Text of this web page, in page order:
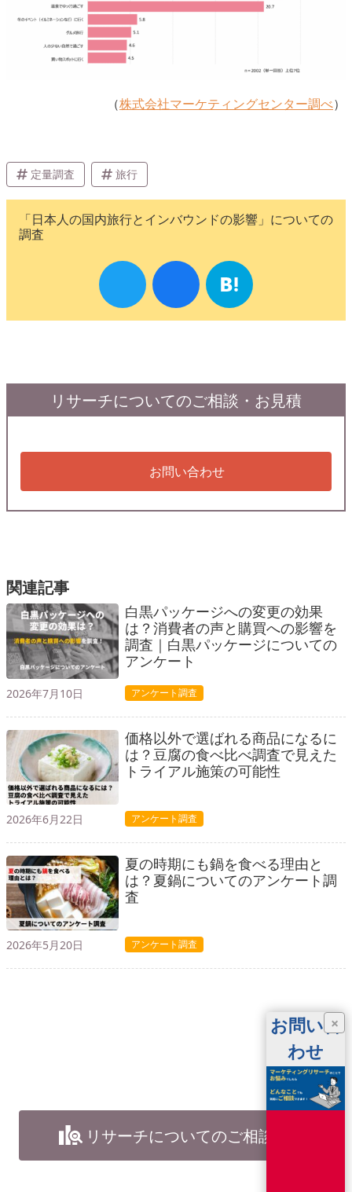
（株式会社マーケティングセンター調べ）
定量調査 旅行
「日本人の国内旅行とインバウンドの影響」についての
調査
リサーチについてのご相談・お見積
お問い合わせ
関連記事
白黒パッケージへの変更の効果
は？消費者の声と購買への影響を
調査｜白黒パッケージについての
アンケート
2026年7月10日 アンケート調査
価格以外で選ばれる商品になるに
は？豆腐の食べ比べ調査で見えた
トライアル施策の可能性
2026年6月22日 アンケート調査
夏の時期にも鍋を食べる理由と
は？夏鍋についてのアンケート調
査
2026年5月20日 アンケート調査
リサーチについてのご相談
×
お問い合
わせ